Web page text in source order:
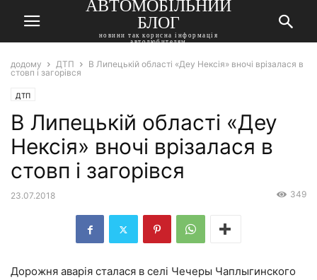
АВТОМОБІЛЬНИЙ
БЛОГ
новини так корисна інформація
автолюбителям
додому ДТП
В Липецькій області «Деу Нексія» вночі врізалася в
стовп і загорівся
ДТП
В Липецькій області «Деу
Нексія» вночі врізалася в
стовп і загорівся
23.07.2018 349
Дорожня аварія сталася в селі Чечеры Чаплыгинского